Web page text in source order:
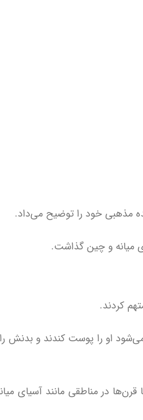
مذهبی خود را توضیح می‌داد.
میانه و چین گذاشت.
کردند.
می‌شود او را پوست کندند و بدنش
قرن‌ها در مناطقی مانند آسیای